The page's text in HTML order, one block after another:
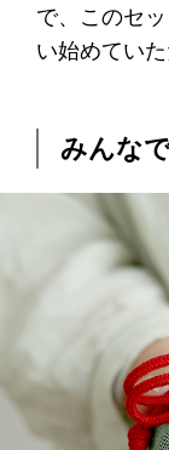
で、このセ
い始めていた
みんな